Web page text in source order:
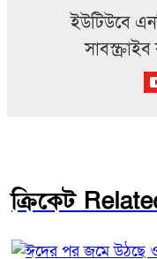
ইউটিউবে
ক্রিকেট